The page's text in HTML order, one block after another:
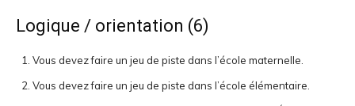
Logique / orientation (6)
Vous devez faire un jeu de piste dans l’école maternelle.
Vous devez faire un jeu de piste dans l’école élémentaire.